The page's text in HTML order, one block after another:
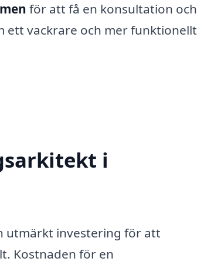
för att få en konsultation och
ett vackrare och mer funktionellt
i
utmärkt investering för att
Kostnaden för en